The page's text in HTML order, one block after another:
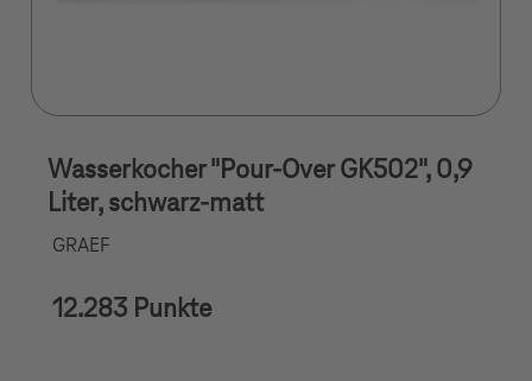
Wasserkocher "Pour-Over GK502", 0,9
Liter, schwarz-matt
GRAEF
12.283 Punkte